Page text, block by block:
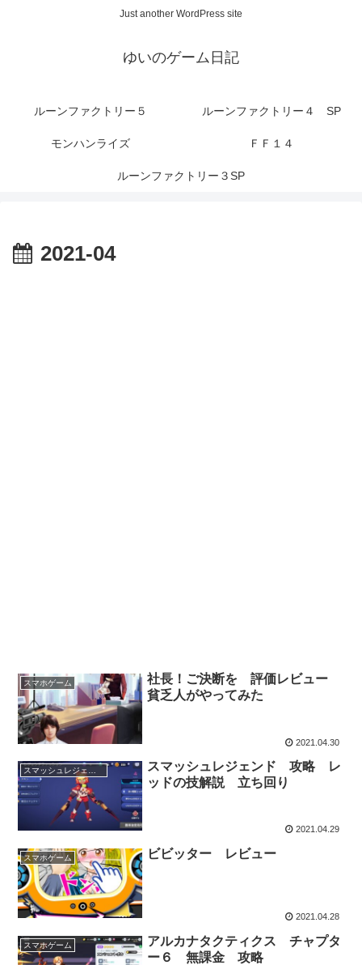
Just another WordPress site
ゆいのゲーム日記
ルーンファクトリー５ ルーンファクトリー４ SP
モンハンライズ ＦＦ１４
ルーンファクトリー３SP
2021-04
スマホゲーム
社長！ご決断を 評価レビュー
貧乏人がやってみた
2021.04.30
スマッシュレジェンド 攻略 レ
ッドの技解説 立ち回り
2021.04.29
スマホゲーム ビビッター レビュー
2021.04.28
スマホゲーム
アルカナタクティクス チャプタ
ー６ 無課金 攻略